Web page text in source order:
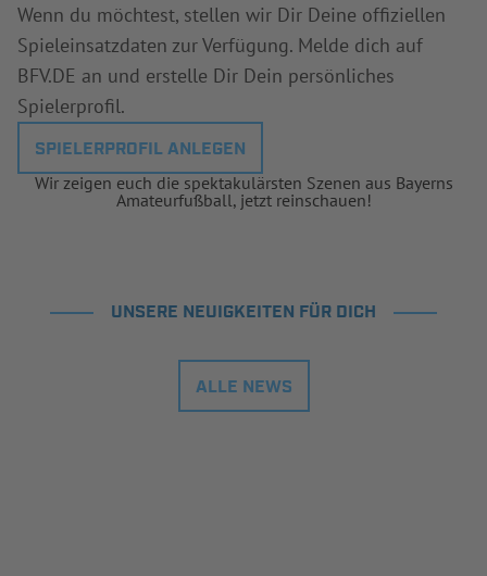
Wenn du möchtest, stellen wir Dir Deine offiziellen
Spieleinsatzdaten zur Verfügung. Melde dich auf
BFV.DE an und erstelle Dir Dein persönliches
Spielerprofil.
SPIELERPROFIL ANLEGEN
Wir zeigen euch die spektakulärsten Szenen aus Bayerns
Amateurfußball, jetzt reinschauen!
UNSERE NEUIGKEITEN FÜR DICH
ALLE NEWS